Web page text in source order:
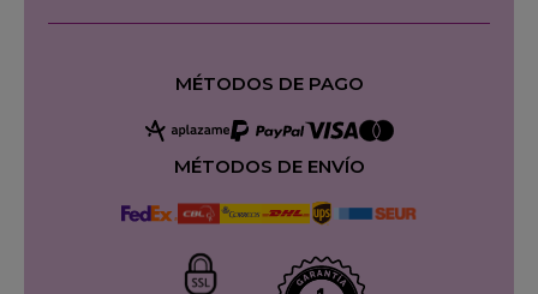
MÉTODOS DE PAGO
MÉTODOS DE ENVÍO